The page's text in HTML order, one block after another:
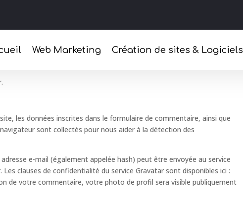
Web Marketing Création de sites & Logiciels
les données inscrites dans le formulaire de commentaire, ainsi que
sont collectés pour nous aider à la détection des
e-mail (également appelée hash) peut être envoyée au service
clauses de confidentialité du service Gravatar sont disponibles ici :
de votre commentaire, votre photo de profil sera visible publiquement